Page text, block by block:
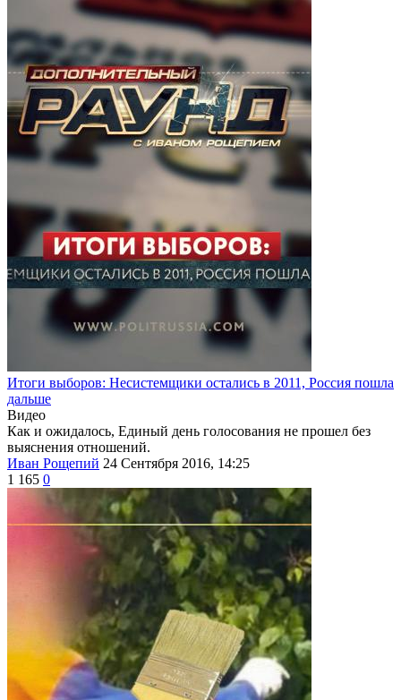
Итоги выборов: Несистемщики остались в 2011, Россия пошла
дальше
Видео
Как и ожидалось, Единый день голосования не прошел без
выяснения отношений.
Иван Рощепий 24 Сентября 2016, 14:25
1 165 0